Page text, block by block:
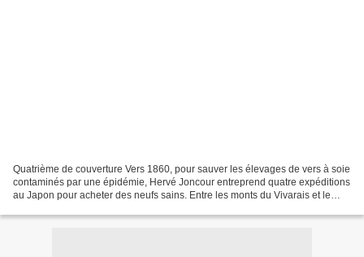
Quatrième de couverture Vers 1860, pour sauver les élevages de vers à soie
contaminés par une épidémie, Hervé Joncour entreprend quatre expéditions
au Japon pour acheter des neufs sains. Entre les monts du Vivarais et le